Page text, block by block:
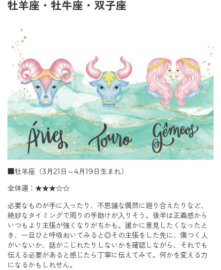
牡羊座・牡牛座・双子座
■牡羊座（3月21日～4月19日生まれ）
全体運：★★★☆☆
必要なものが手に入ったり、不思議な偶然に廻り合えたりなど、
絶妙なタイミングで周りの手助けが入りそう。後半は正義感から
いつもより主張が強くなりがちかも。誰かに意見したくなったと
き、一旦ひと呼吸おいてみると◎その主張をした先に、傷つく人
がいないか、話がこじれたりしないかを確認しながら、それでも
伝える必要があると感じたら丁寧に伝えてみて。何かを変える力
になるかもしれせん。